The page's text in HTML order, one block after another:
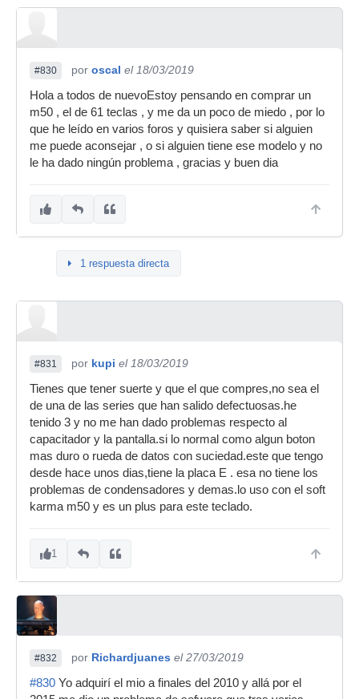
#830 por oscal el 18/03/2019
Hola a todos de nuevoEstoy pensando en comprar un
m50 , el de 61 teclas , y me da un poco de miedo , por lo
que he leído en varios foros y quisiera saber si alguien
me puede aconsejar , o si alguien tiene ese modelo y no
le ha dado ningún problema , gracias y buen dia
1 respuesta directa
#831 por kupi el 18/03/2019
Tienes que tener suerte y que el que compres,no sea el
de una de las series que han salido defectuosas.he
tenido 3 y no me han dado problemas respecto al
capacitador y la pantalla.si lo normal como algun boton
mas duro o rueda de datos con suciedad.este que tengo
desde hace unos dias,tiene la placa E . esa no tiene los
problemas de condensadores y demas.lo uso con el soft
karma m50 y es un plus para este teclado.
1
#832 por Richardjuanes el 27/03/2019
#830 Yo adquirí el mio a finales del 2010 y allá por el